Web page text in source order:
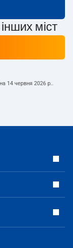
міст
14 червня 2026 р..